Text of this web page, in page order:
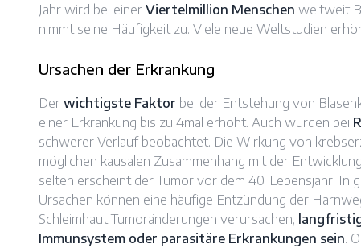
Jahr wird bei einer Viertelmillion Menschen weltweit
nimmt seine Häufigkeit zu. Viele neue Weltstudien
Ursachen der Erkrankung
Der wichtigste Faktor bei der Entstehung von
einer Erkrankung bis zu 4mal erhöht. Auch wurden bei
schwerer Verlauf beobachtet. Die Wirkung von
möglichen kausalen Zusammenhang mit der
selten erscheint der Tumor vor dem 40. Lebensjahr.
Ursachen können eine häufige Entzündung der
Schleimhaut Tumoränderungen verursachen,
Immunsystem oder parasitäre Erkrankungen sein.